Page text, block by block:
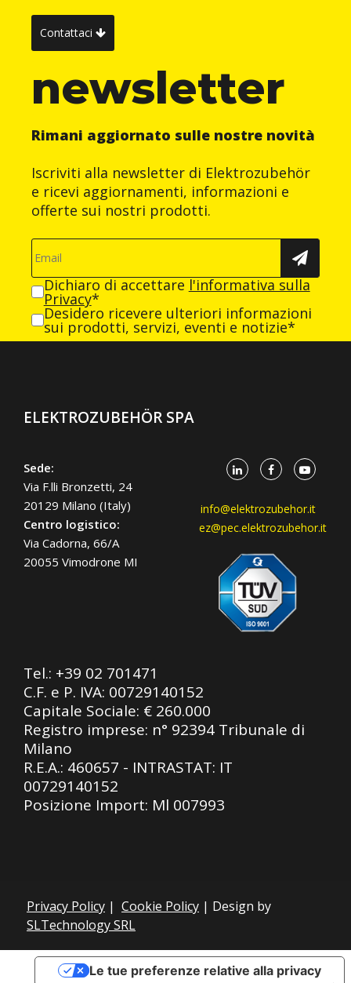
Contattaci
newsletter
Rimani aggiornato sulle nostre novità
Iscriviti alla newsletter di Elektrozubehör
e ricevi aggiornamenti, informazioni e
offerte sui nostri prodotti.
Dichiaro di accettare l'informativa sulla
Privacy*
Desidero ricevere ulteriori informazioni
sui prodotti, servizi, eventi e notizie*
ELEKTROZUBEHÖR SPA
Sede:
Via F.lli Bronzetti, 24
20129 Milano (Italy)
Centro logistico:
Via Cadorna, 66/A
20055 Vimodrone MI
info@elektrozubehor.it
ez@pec.elektrozubehor.it
Tel.: +39 02 701471
C.F. e P. IVA: 00729140152
Capitale Sociale: € 260.000
Registro imprese: n° 92394 Tribunale di
Milano
R.E.A.: 460657 - INTRASTAT: IT
00729140152
Posizione Import: Ml 007993
Privacy Policy | Cookie Policy | Design by
SLTechnology SRL
Le tue preferenze relative alla privacy